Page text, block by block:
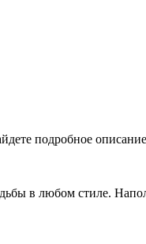
подробное
в любом стиле.